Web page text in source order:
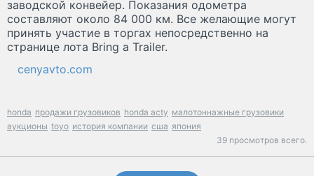
заводской конвейер. Показания одометра
составляют около 84 000 км. Все желающие могут
принять участие в торгах непосредственно на
странице лота Bring a Trailer.
cenyavto.com
honda продажи грузовиков honda acty малотоннажные грузовики
аукционы toyo история компании сша япония
39 просмотров всего.